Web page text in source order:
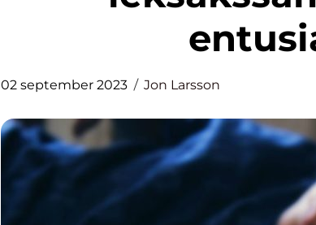
02 september 2023 Jon Larsson